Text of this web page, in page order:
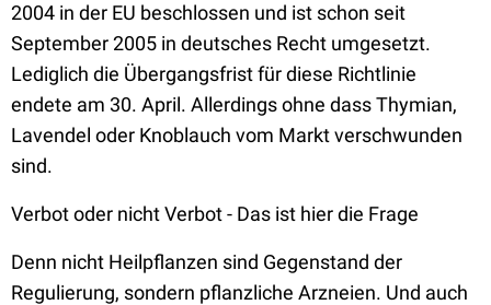
2004 in der EU beschlossen und ist schon seit
September 2005 in deutsches Recht umgesetzt.
Lediglich die Übergangsfrist für diese Richtlinie
endete am 30. April. Allerdings ohne dass Thymian,
Lavendel oder Knoblauch vom Markt verschwunden
sind.
Verbot oder nicht Verbot - Das ist hier die Frage
Denn nicht Heilpflanzen sind Gegenstand der
Regulierung, sondern pflanzliche Arzneien. Und auch